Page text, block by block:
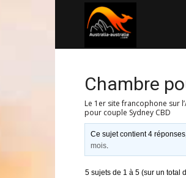
Chambre
Le 1er site francophone sur
pour couple Sydney CBD
Ce sujet contient 4
mois.
5 sujets de 1 à 5 (sur un total